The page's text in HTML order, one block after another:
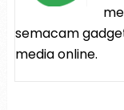
semacam
media online.